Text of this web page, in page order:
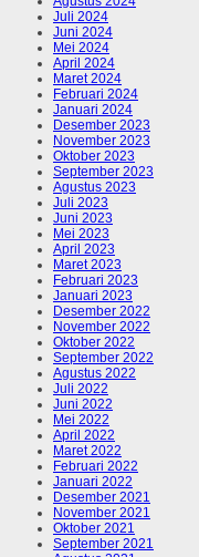
Juli 2024
Juni 2024
Mei 2024
April 2024
Maret 2024
Februari 2024
Januari 2024
Desember 2023
November 2023
Oktober 2023
September 2023
Agustus 2023
Juli 2023
Juni 2023
Mei 2023
April 2023
Maret 2023
Februari 2023
Januari 2023
Desember 2022
November 2022
Oktober 2022
September 2022
Agustus 2022
Juli 2022
Juni 2022
Mei 2022
April 2022
Maret 2022
Februari 2022
Januari 2022
Desember 2021
November 2021
Oktober 2021
September 2021